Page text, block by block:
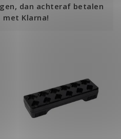
dan achteraf betalen
Klarna!